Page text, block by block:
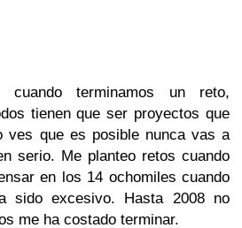
cuando terminamos un reto,
tienen que ser proyectos que
ves que es posible nunca vas a
serio. Me planteo retos cuando
en los 14 ochomiles cuando
sido excesivo. Hasta 2008 no
me ha costado terminar.